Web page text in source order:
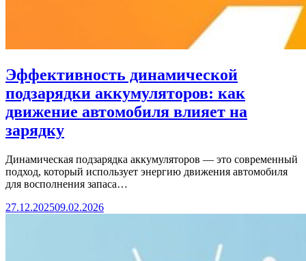
Эффективность динамической
подзарядки аккумуляторов: как
движение автомобиля влияет на
зарядку
Динамическая подзарядка аккумуляторов — это современный
подход, который использует энергию движения автомобиля
для восполнения запаса…
27.12.202509.02.2026